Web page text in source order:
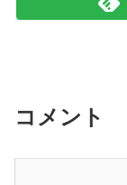
コメント